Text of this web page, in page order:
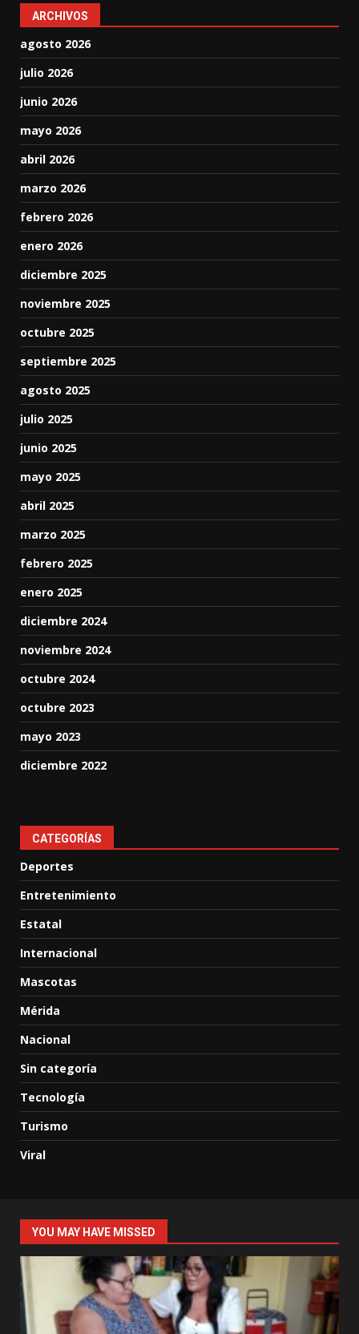
ARCHIVOS
agosto 2026
julio 2026
junio 2026
mayo 2026
abril 2026
marzo 2026
febrero 2026
enero 2026
diciembre 2025
noviembre 2025
octubre 2025
septiembre 2025
agosto 2025
julio 2025
junio 2025
mayo 2025
abril 2025
marzo 2025
febrero 2025
enero 2025
diciembre 2024
noviembre 2024
octubre 2024
octubre 2023
mayo 2023
diciembre 2022
CATEGORÍAS
Deportes
Entretenimiento
Estatal
Internacional
Mascotas
Mérida
Nacional
Sin categoría
Tecnología
Turismo
Viral
YOU MAY HAVE MISSED